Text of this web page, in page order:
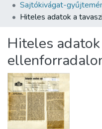
All of DSpace
About us
Sajtókivágat-
Hiteles